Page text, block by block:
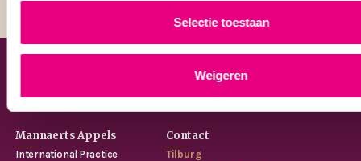
Selectie toestaan
Weigeren
Mannaerts Appels
International Practice
Contact
Tilburg